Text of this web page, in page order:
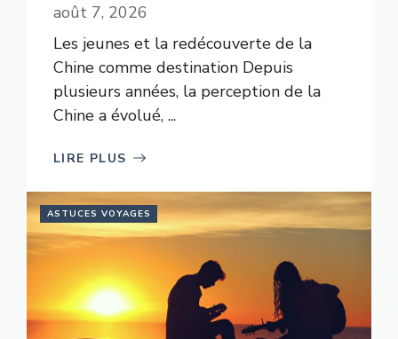
août 7, 2026
Les jeunes et la redécouverte de la
Chine comme destination Depuis
plusieurs années, la perception de la
Chine a évolué, ...
LIRE PLUS
ASTUCES VOYAGES